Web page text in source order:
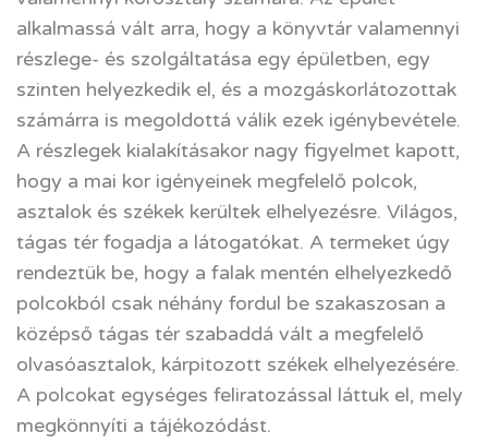
alkalmassá vált arra, hogy a könyvtár valamennyi
részlege- és szolgáltatása egy épületben, egy
szinten helyezkedik el, és a mozgáskorlátozottak
számárra is megoldottá válik ezek igénybevétele.
A részlegek kialakításakor nagy figyelmet kapott,
hogy a mai kor igényeinek megfelelő polcok,
asztalok és székek kerültek elhelyezésre. Világos,
tágas tér fogadja a látogatókat. A termeket úgy
rendeztük be, hogy a falak mentén elhelyezkedő
polcokból csak néhány fordul be szakaszosan a
középső tágas tér szabaddá vált a megfelelő
olvasóasztalok, kárpitozott székek elhelyezésére.
A polcokat egységes feliratozással láttuk el, mely
megkönnyíti a tájékozódást.